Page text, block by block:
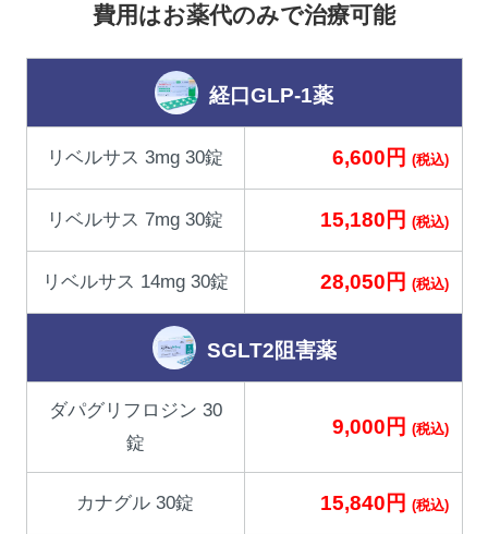
費用はお薬代のみで治療可能
経口GLP-1薬
リベルサス 3mg 30錠 6,600円 (税込)
リベルサス 7mg 30錠 15,180円 (税込)
リベルサス 14mg 30錠 28,050円 (税込)
SGLT2阻害薬
ダパグリフロジン 30
錠
9,000円 (税込)
カナグル 30錠 15,840円 (税込)